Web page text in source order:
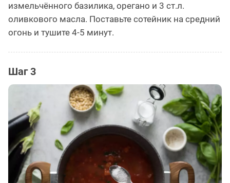
измельчённого базилика, орегано и 3 ст.л.
оливкового масла. Поставьте сотейник на средний
огонь и тушите 4-5 минут.
Шаг 3